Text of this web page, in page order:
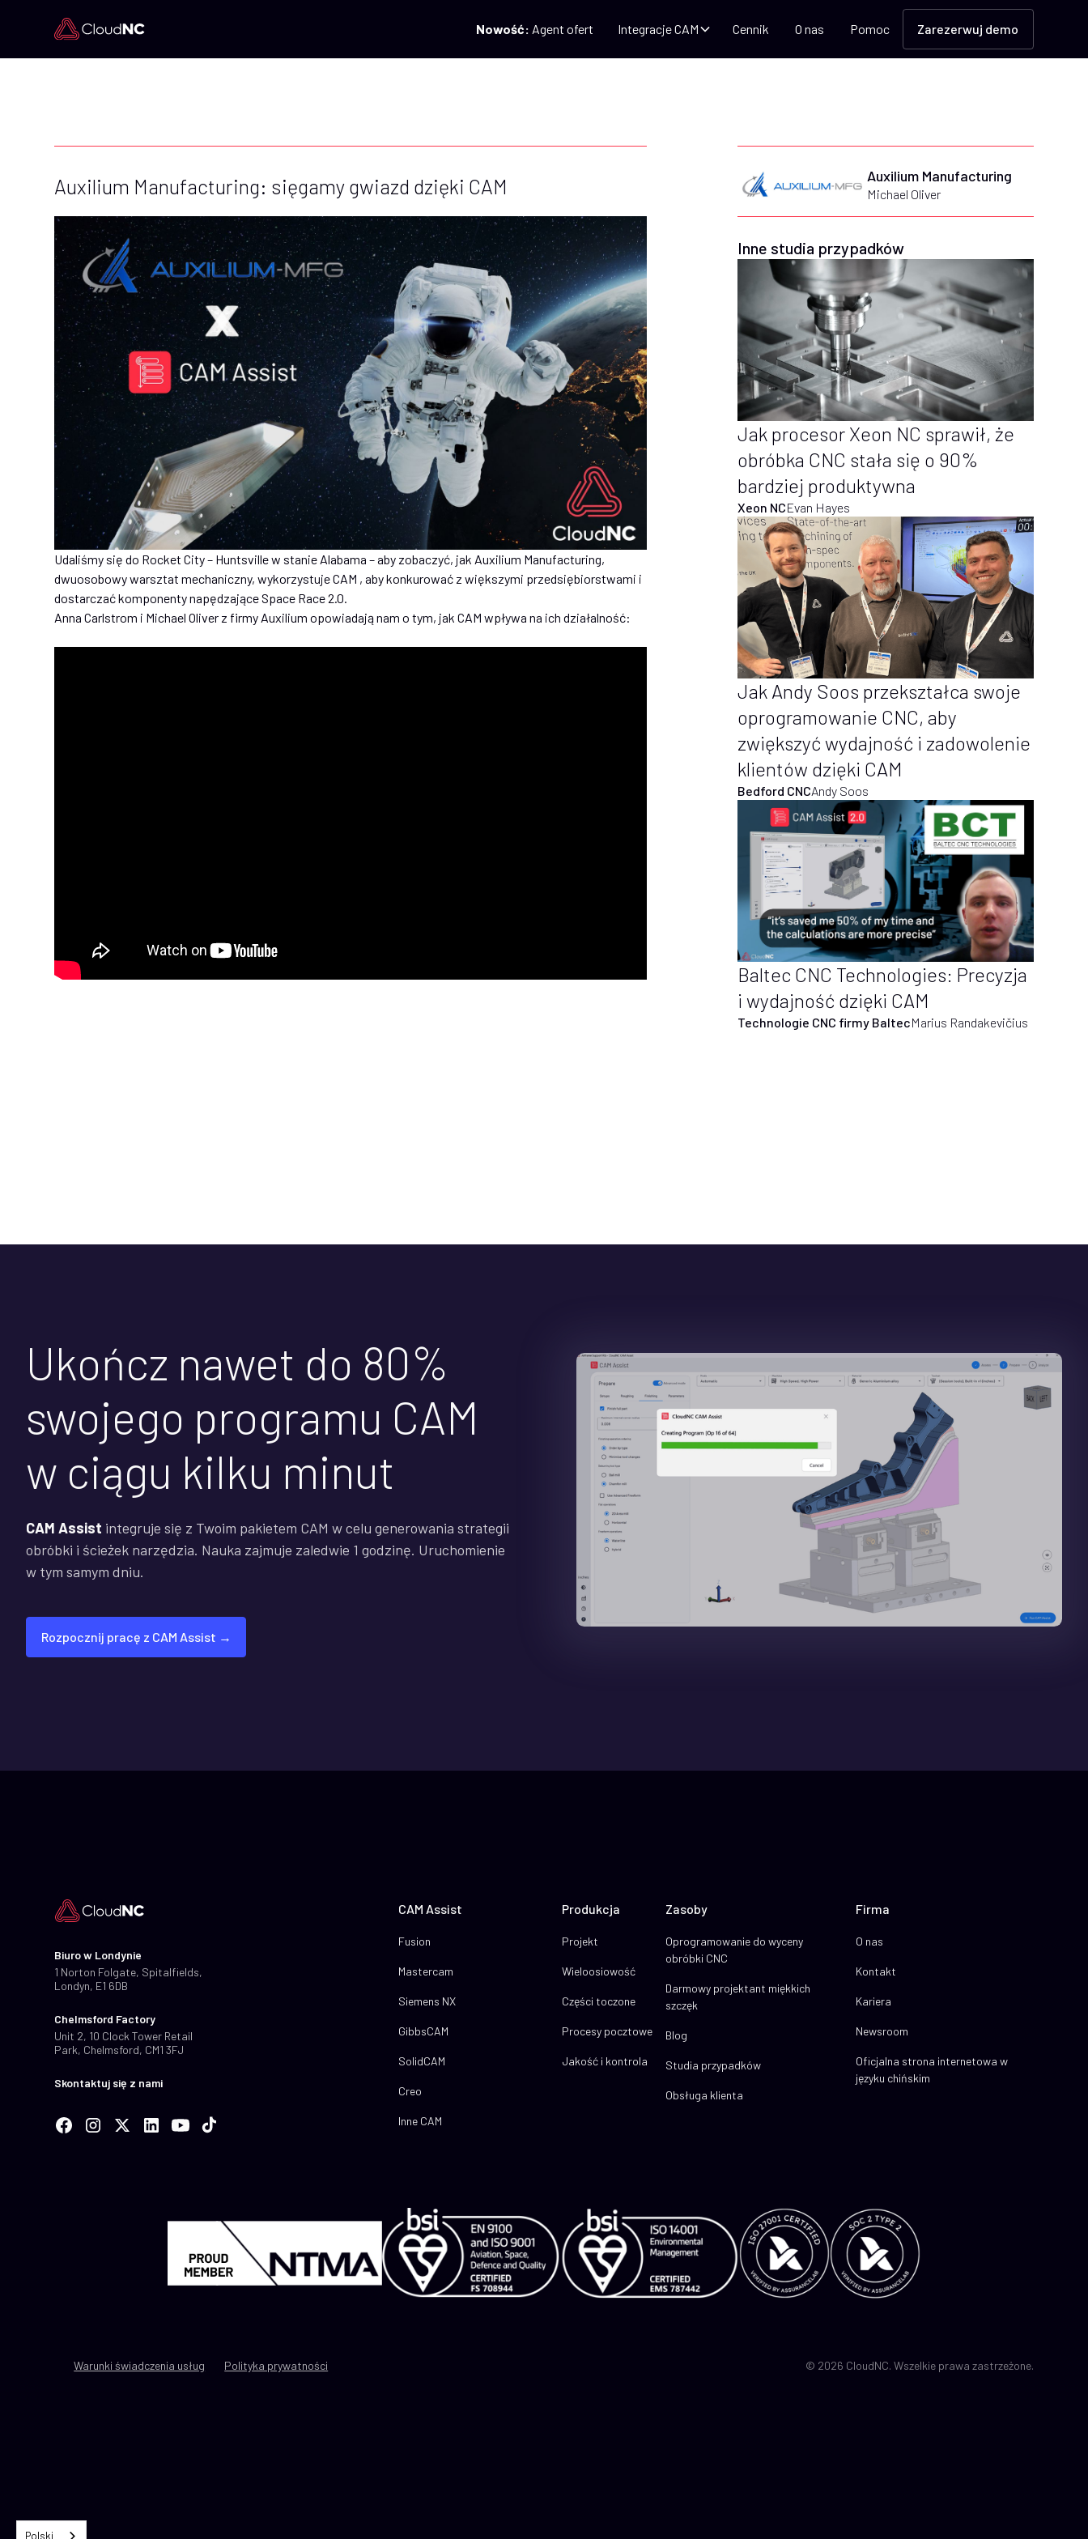
Nowość: Agent ofert Integracje CAM Cennik O nas Pomoc Zarezerwuj demo
Auxilium Manufacturing: sięgamy gwiazd dzięki CAM Auxilium Manufacturing
Michael Oliver
Udaliśmy się do Rocket City – Huntsville w stanie Alabama – aby zobaczyć, jak Auxilium Manufacturing,
dwuosobowy warsztat mechaniczny, wykorzystuje CAM , aby konkurować z większymi przedsiębiorstwami i
dostarczać komponenty napędzające Space Race 2.0.
Anna Carlstrom i Michael Oliver z firmy Auxilium opowiadają nam o tym, jak CAM wpływa na ich działalność:
Inne studia przypadków
Jak procesor Xeon NC sprawił, że
obróbka CNC stała się o 90%
bardziej produktywna
Xeon NCEvan Hayes
Jak Andy Soos przekształca swoje
oprogramowanie CNC, aby
zwiększyć wydajność i zadowolenie
klientów dzięki CAM
Bedford CNCAndy Soos
Baltec CNC Technologies: Precyzja
i wydajność dzięki CAM
Technologie CNC firmy BaltecMarius Randakevičius
Ukończ nawet do 80%
swojego programu CAM
w ciągu kilku minut
CAM Assist integruje się z Twoim pakietem CAM w celu generowania strategii
obróbki i ścieżek narzędzia. Nauka zajmuje zaledwie 1 godzinę. Uruchomienie
w tym samym dniu.
Rozpocznij pracę z CAM Assist →
Biuro w Londynie
1 Norton Folgate, Spitalfields,
Londyn, E1 6DB
Chelmsford Factory
Unit 2, 10 Clock Tower Retail
Park, Chelmsford, CM1 3FJ
Skontaktuj się z nami
CAM Assist
Fusion
Mastercam
Siemens NX
GibbsCAM
SolidCAM
Creo
Inne CAM
Produkcja
Projekt
Wieloosiowość
Części toczone
Procesy pocztowe
Jakość i kontrola
Zasoby
Oprogramowanie do wyceny
obróbki CNC
Darmowy projektant miękkich
szczęk
Blog
Studia przypadków
Obsługa klienta
Firma
O nas
Kontakt
Kariera
Newsroom
Oficjalna strona internetowa w
języku chińskim
Warunki świadczenia usług Polityka prywatności © 2026 CloudNC. Wszelkie prawa zastrzeżone.
Polski